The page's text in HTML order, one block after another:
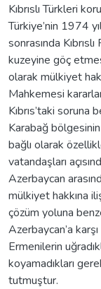
Kıbrıslı Türkleri
Türkiye’nin 1974
sonrasında
kuzeyine göç
olarak mülkiyet
Mahkemesi
Kıbrıs’taki soruna
Karabağ
bağlı olarak
vatandaşları
Azerbaycan
mülkiyet hakkına
çözüm yoluna
Azerbaycan’a
Ermenilerin
koyamadıkları
tutmuştur.